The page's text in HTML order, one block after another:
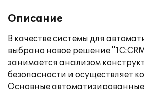
Описание
В качестве системы для
выбрано новое решение
занимается анализом
безопасности и осуществляет
Основные